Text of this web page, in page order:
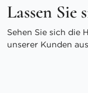
Lassen Sie
Sehen Sie sich die
unserer Kunden